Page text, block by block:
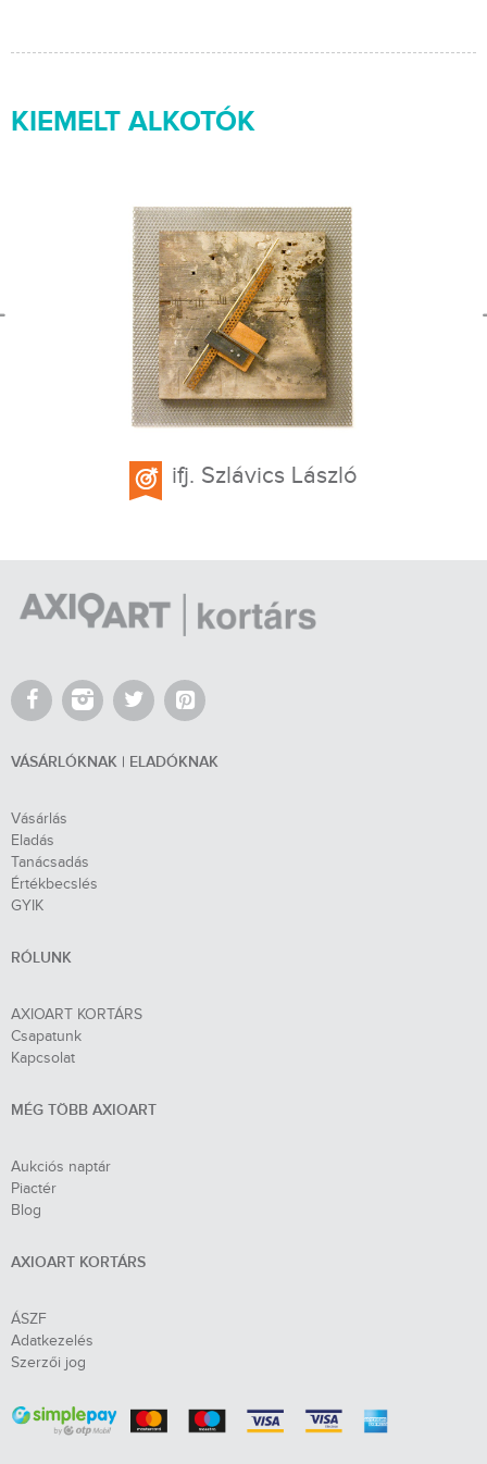
KIEMELT ALKOTÓK
ifj. Szlávics László
VÁSÁRLÓKNAK | ELADÓKNAK
Vásárlás
Eladás
Tanácsadás
Értékbecslés
GYIK
RÓLUNK
AXIOART KORTÁRS
Csapatunk
Kapcsolat
MÉG TÖBB AXIOART
Aukciós naptár
Piactér
Blog
AXIOART KORTÁRS
ÁSZF
Adatkezelés
Szerzői jog